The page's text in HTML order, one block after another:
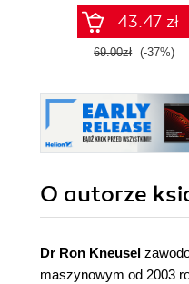
43.47 zł
69.00zł (-37%)
O autorze
Dr Ron Kneusel
maszynowym od 2003